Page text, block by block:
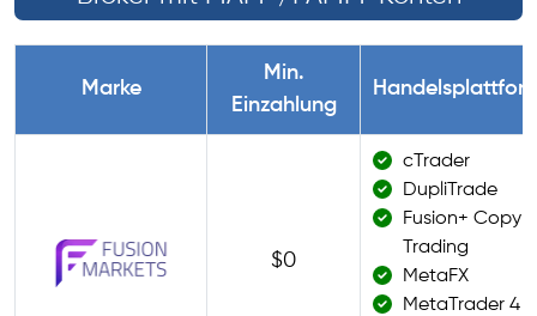
Marke
Min.
Einzahlung
$0
cTrader
DupliTrade
Fusion+ Copy
Trading
MetaFX
MetaTrader 4